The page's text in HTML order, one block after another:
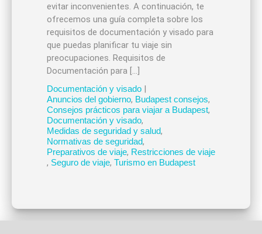
evitar inconvenientes. A continuación, te
ofrecemos una guía completa sobre los
requisitos de documentación y visado para
que puedas planificar tu viaje sin
preocupaciones. Requisitos de
Documentación para […]
Documentación y visado|
Anuncios del gobierno, Budapest consejos,
Consejos prácticos para viajar a Budapest,
Documentación y visado,
Medidas de seguridad y salud,
Normativas de seguridad,
Preparativos de viaje, Restricciones de viaje
, Seguro de viaje, Turismo en Budapest